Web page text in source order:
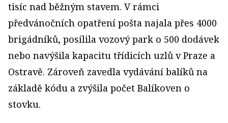
tisíc nad běžným stavem. V rámci
předvánočních opatření pošta najala přes 4000
brigádníků, posílila vozový park o 500 dodávek
nebo navýšila kapacitu třídicích uzlů v Praze a
Ostravě. Zároveň zavedla vydávání balíků na
základě kódu a zvýšila počet Balíkoven o
stovku.